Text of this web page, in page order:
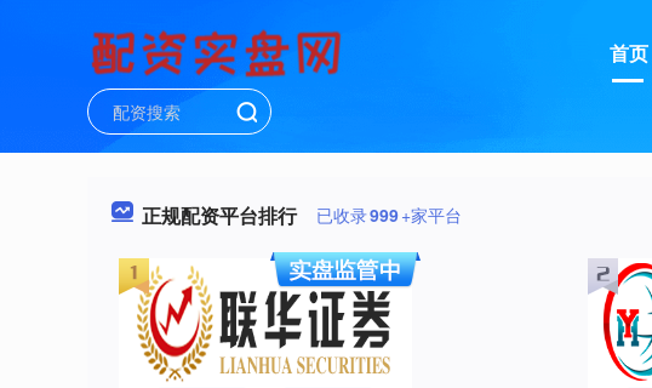
首页
正规配资平台排行 已收录999+家平台